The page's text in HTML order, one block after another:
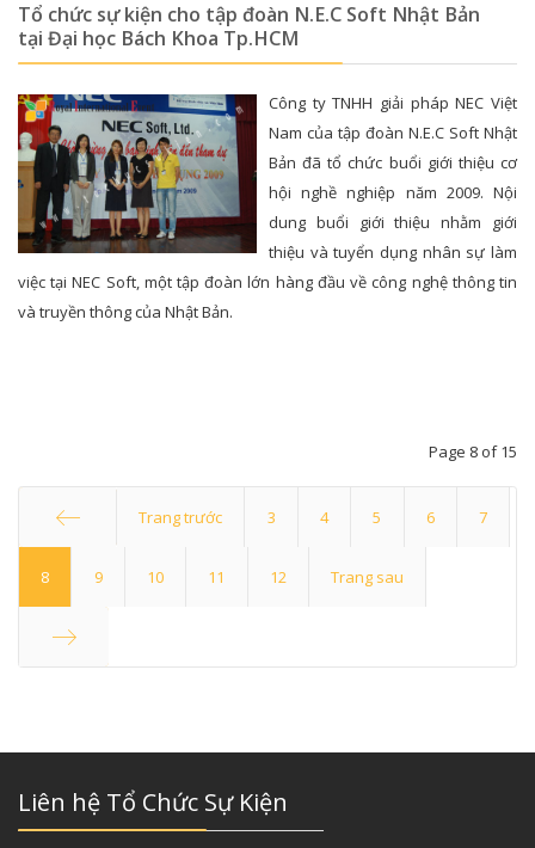
Tổ chức sự kiện cho tập đoàn N.E.C Soft Nhật Bản
tại Đại học Bách Khoa Tp.HCM
Công ty TNHH giải pháp NEC Việt
Nam của tập đoàn N.E.C Soft Nhật
Bản đã tổ chức buổi giới thiệu cơ
hội nghề nghiệp năm 2009. Nội
dung buổi giới thiệu nhằm giới
thiệu và tuyển dụng nhân sự làm
việc tại NEC Soft, một tập đoàn lớn hàng đầu về công nghệ thông tin
và truyền thông của Nhật Bản.
Page 8 of 15
Trang trước 3 4 5 6 7
8 9 10 11 12 Trang sau
Liên hệ Tổ Chức Sự Kiện